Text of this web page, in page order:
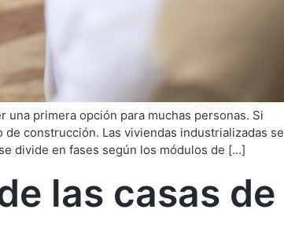
una primera opción para muchas personas. Si
construcción. Las viviendas industrializadas se
divide en fases según los módulos de […]
las casas de